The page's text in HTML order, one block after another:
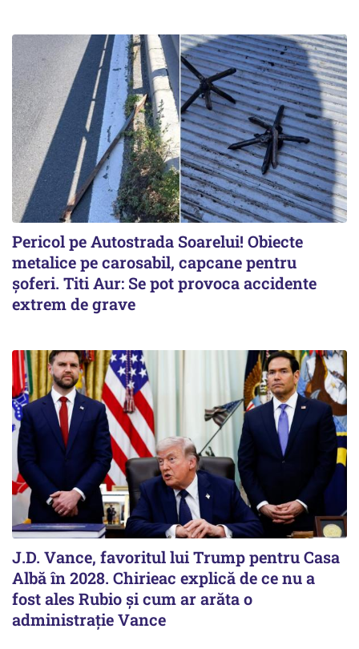
Pericol pe Autostrada Soarelui! Obiecte
metalice pe carosabil, capcane pentru
șoferi. Titi Aur: Se pot provoca accidente
extrem de grave
J.D. Vance, favoritul lui Trump pentru Casa
Albă în 2028. Chirieac explică de ce nu a
fost ales Rubio și cum ar arăta o
administrație Vance